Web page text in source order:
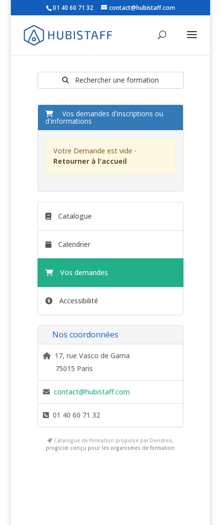
01 40 60 71 32 contact@hubistaff.com
Rechercher une formation
Vos demandes d'inscriptions ou
d'informations
Votre Demande est vide -
Retourner à l'accueil
Catalogue
Calendrier
Vos demandes
Accessibilité
Nos coordonnées
17, rue Vasco de Gama
75015 Paris
contact@hubistaff.com
01 40 60 71 32
Catalogue de formation propulsé par Dendreo,
progiciel conçu pour les organismes de formation